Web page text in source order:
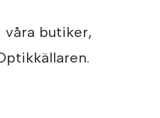
våra butiker,